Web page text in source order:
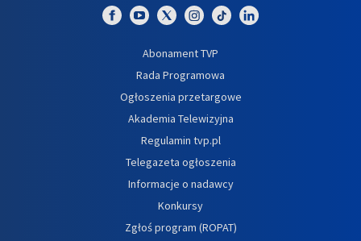
Abonament TVP
Rada Programowa
Ogłoszenia przetargowe
Akademia Telewizyjna
Regulamin tvp.pl
Telegazeta ogłoszenia
Informacje o nadawcy
Konkursy
Zgłoś program (ROPAT)